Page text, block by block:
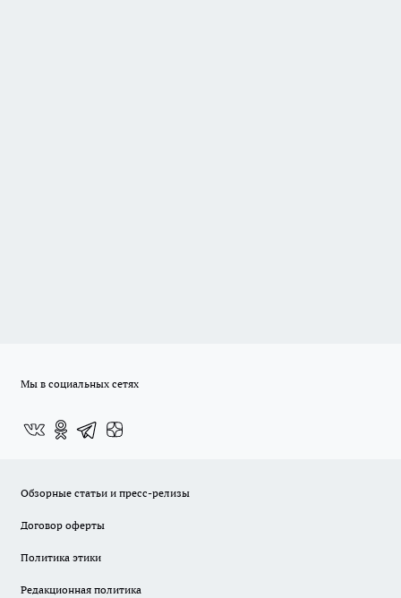
Мы в социальных сетях
Обзорные статьи и пресс-релизы
Договор оферты
Политика этики
Редакционная политика